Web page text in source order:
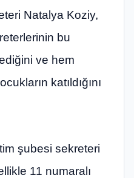
Natalya Koziy,
bu
ve hem
katıldığını
şubesi sekreteri
11 numaralı